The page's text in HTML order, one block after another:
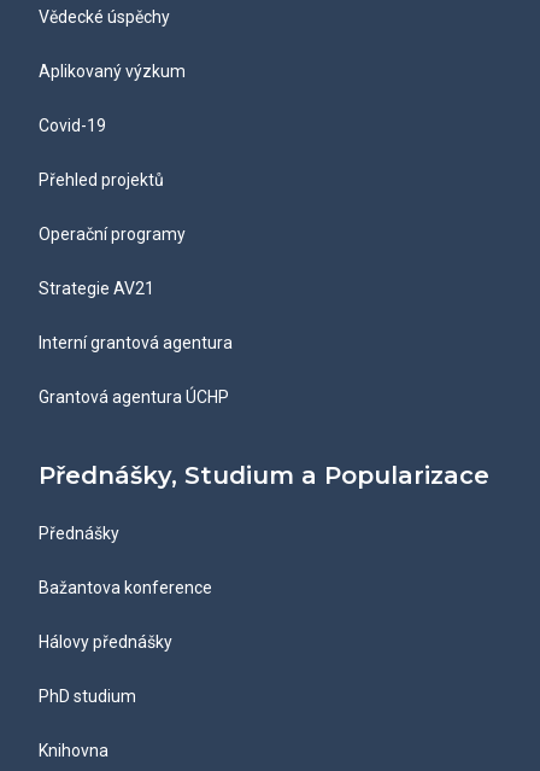
Vědecké úspěchy
Aplikovaný výzkum
Covid-19
Přehled projektů
Operační programy
Strategie AV21
Interní grantová agentura
Grantová agentura ÚCHP
Přednášky, Studium a Popularizace
Přednášky
Bažantova konference
Hálovy přednášky
PhD studium
Knihovna